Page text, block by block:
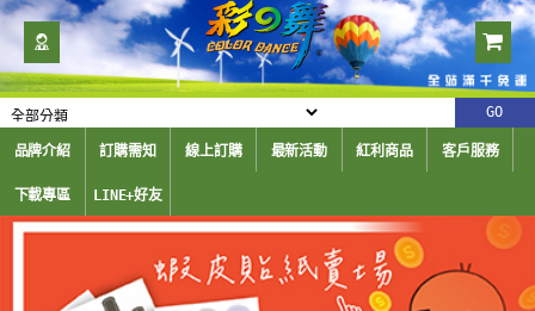
品牌介紹 訂購需知 線上訂購 最新活動 紅利商品 客戶服務
下載專區 LINE+好友